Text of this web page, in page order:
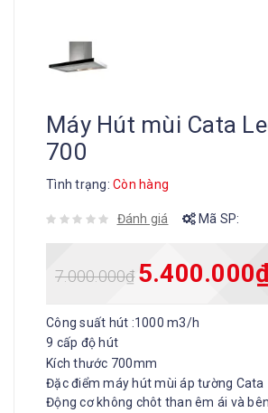
Máy Hút mùi Cata
700
Tình trạng: Còn hàng
Đánh giá Mã SP:
7.000.000₫ 5.400.000
Công suất hút :1000 m3/h
9 cấp độ hút
Kích thước 700mm
Đặc điểm máy hút mùi áp tường Cata
Động cơ không chôt than êm ái và